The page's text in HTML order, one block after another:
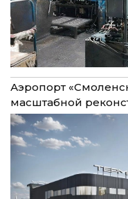
Аэропорт
масштабной